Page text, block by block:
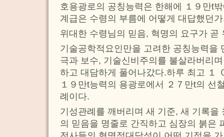
호용광로의 공칭능력은 한해에 １９만t
계급은 수령의 부름에 어떻게 대답했던
위대한 수령님의 믿음, 혁명의 요구가 곧
기술공학적요인만을 고려한 공칭능력을
극과 보수, 기술신비주의를 불살라버리
하고 대담하게 풀어나갔다.하루 최고 １
１９만t능력의 용광로에서 ２７만t의 선
례이다.
기성관례를 깨버리며 새 기준, 새 기록을
의 믿음을 명줄로 간직하고 심장의 붉은